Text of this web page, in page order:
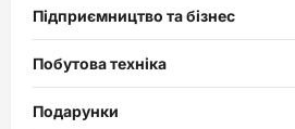
Підприємництво та бізнес
Побутова техніка
Подарунки